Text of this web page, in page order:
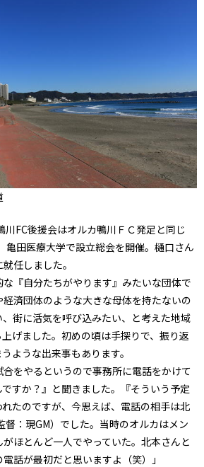
川FC後援会はオルカ鴨川ＦＣ発足と同じ
亀田医療大学で設立総会を開催。樋口さん
任しました。
な『自分たちがやります』みたいな団体で
済団体のような大きな母体を持たないの
街に活気を呼び込みたい、と考えた地域
げました。初めの頃は手探りで、振り返
ような出来事もあります。
合をやるというので事務所に電話をかけて
ですか？』と聞きました。『そういう予定
たのですが、今思えば、電話の相手は北
督：現GM）でした。当時のオルカはメン
ほとんど一人でやっていた。北本さんと
話が最初だと思いますよ（笑）」